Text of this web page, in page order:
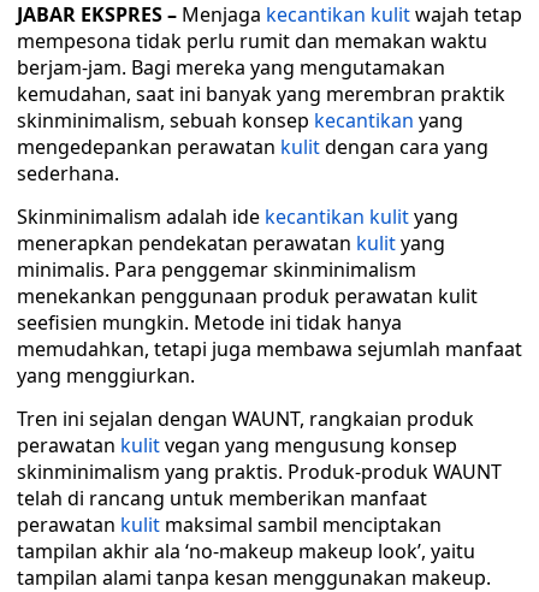
JABAR EKSPRES – Menjaga kecantikan kulitwajah tetap
mempesona tidak perlu rumit dan memakan waktu
berjam-jam. Bagi mereka yang mengutamakan
kemudahan, saat ini banyak yang merembran praktik
skinminimalism, sebuah konsep kecantikan yang
mengedepankan perawatan kulitdengan cara yang
sederhana.
Skinminimalism adalah ide kecantikan kulityang
menerapkan pendekatan perawatan kulityang
minimalis. Para penggemar skinminimalism
menekankan penggunaan produk perawatan kulit
seefisien mungkin. Metode ini tidak hanya
memudahkan, tetapi juga membawa sejumlah manfaat
yang menggiurkan.
Tren ini sejalan dengan WAUNT, rangkaian produk
perawatan kulitvegan yang mengusung konsep
skinminimalism yang praktis. Produk-produk WAUNT
telah di rancang untuk memberikan manfaat
perawatan kulit maksimal sambil menciptakan
tampilan akhir ala ‘no-makeup makeup look’, yaitu
tampilan alami tanpa kesan menggunakan makeup.